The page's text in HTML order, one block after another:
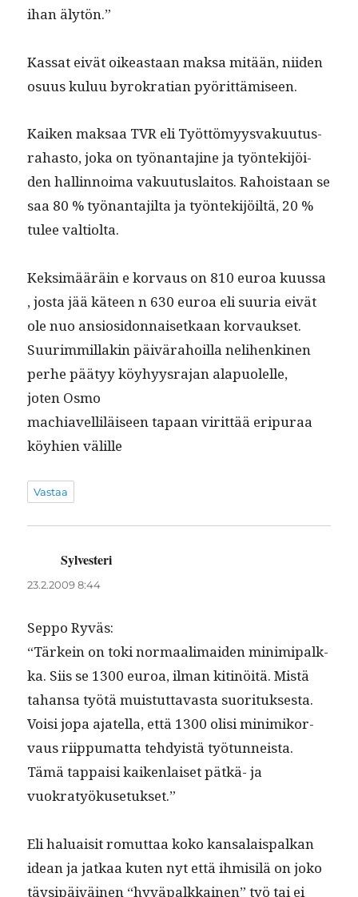
ihan älytön.”
Kas­sat eivät oikeas­t­aan mak­sa mitään, niiden
osu­us kuluu byrokra­t­ian pyörittämiseen.
Kaiken mak­saa TVR eli Työt­tömyys­vaku­u­tus­
ra­has­to, joka on työ­nan­ta­jine ja työn­tek­i­jöi­
den hallinnoima vaku­u­tus­laitos. Rahois­taan se
saa 80 % työ­nan­ta­jil­ta ja työn­tek­i­jöiltä, 20 %
tulee valtiolta.
Kek­simääräin e kor­vaus on 810 euroa kuus­sa
, jos­ta jää käteen n 630 euroa eli suuria eivät
ole nuo ansiosi­don­naisetkaan korvaukset.
Suurim­mil­lakin päivära­hoil­la neli­henk­i­nen
per­he pää­tyy köy­hyys­ra­jan ala­puolelle,
joten Osmo
machi­avelliläiseen tapaan virit­tää eripu­raa
köy­hien välille
Vastaa
Sylvesteri
23.2.2009 8:44
Sep­po Ryväs:
“Tärkein on toki nor­maal­i­maid­en min­imi­palk­
ka. Siis se 1300 euroa, ilman kit­inöitä. Mis­tä
tahansa työtä muis­tut­tavas­ta suorituk­ses­ta.
Voisi jopa ajatel­la, että 1300 olisi min­imiko­r­
vaus riip­pumat­ta tehdy­istä työ­tun­neista.
Tämä tap­paisi kaiken­laiset pätkä- ja
vuokratyökusetukset.”
Eli halu­aisit romut­taa koko kansalais­palkan
idean ja jatkaa kuten nyt että ihmisilä on joko
täysipäiväi­nen “hyvä­palkkainen” työ tai ei